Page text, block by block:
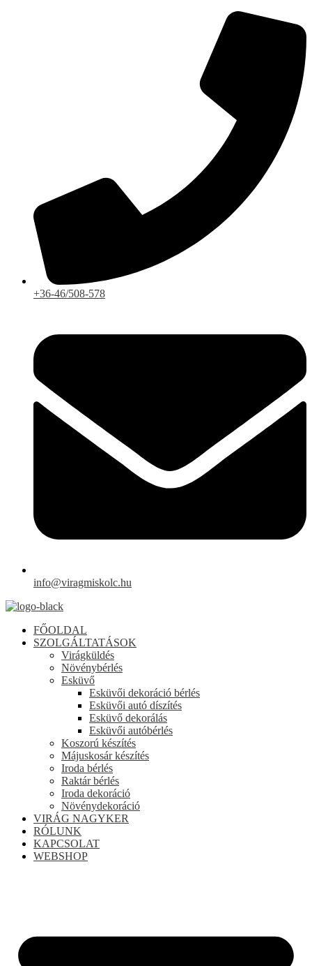
+36-46/508-578
info@viragmiskolc.hu
FŐOLDAL
SZOLGÁLTATÁSOK
Virágküldés
Növénybérlés
Esküvő
Esküvői dekoráció bérlés
Esküvői autó díszítés
Esküvő dekorálás
Esküvői autóbérlés
Koszorú készítés
Májuskosár készítés
Iroda bérlés
Raktár bérlés
Iroda dekoráció
Növénydekoráció
VIRÁG NAGYKER
RÓLUNK
KAPCSOLAT
WEBSHOP